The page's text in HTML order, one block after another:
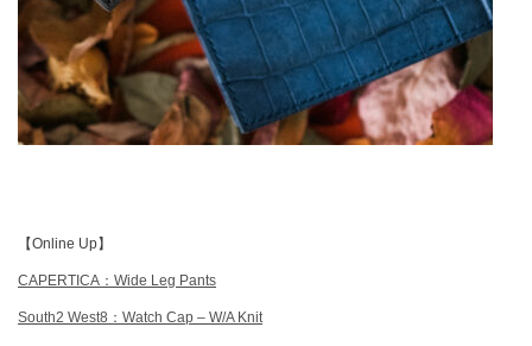
【Online Up】
CAPERTICA：Wide Leg Pants
South2 West8：Watch Cap – W/A Knit